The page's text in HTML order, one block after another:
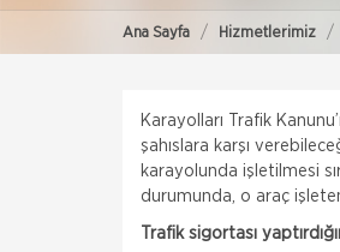
Ana Sayfa Hizmetlerimiz
Karayolları Trafik
şahıslara karşı
karayolunda işletilmesi
durumunda, o araç
Trafik sigortası